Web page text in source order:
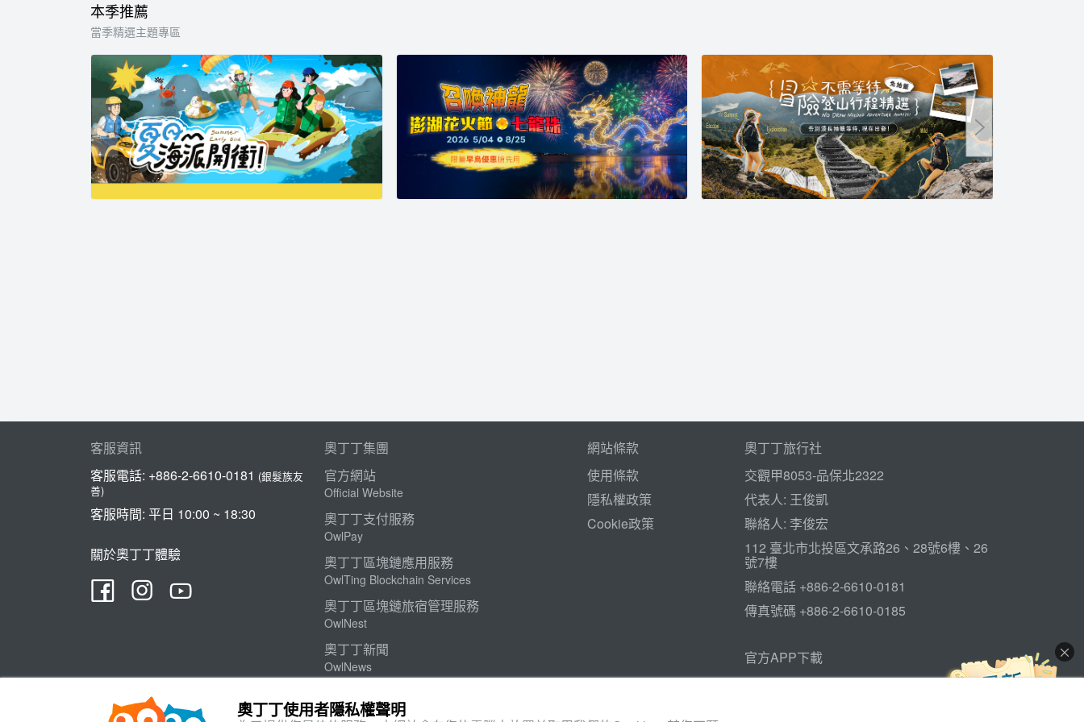
本季推薦
當季精選主題專區
客服資訊
客服電話: +886-2-6610-0181 (銀髮族友
善)
客服時間: 平日 10:00 ~ 18:30
關於奧丁丁體驗
奧丁丁集團
官方網站
Official Website
奧丁丁支付服務
OwlPay
奧丁丁區塊鏈應用服務
OwlTing Blockchain Services
奧丁丁區塊鏈旅宿管理服務
OwlNest
奧丁丁新聞
OwlNews
OwlTing Market
網站條款
使用條款
隱私權政策
Cookie政策
奧丁丁旅行社
交觀甲8053-品保北2322
代表人: 王俊凱
聯絡人: 李俊宏
112 臺北市北投區文承路26、28號6樓、26
號7樓
聯絡電話 +886-2-6610-0181
傳真號碼 +886-2-6610-0185
官方APP下載
奧丁丁使用者隱私權聲明